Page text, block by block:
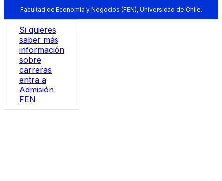
Facultad de Economía y Negocios (FEN), Universidad de Chile.
Si quieres
saber más
información
sobre
carreras
entra a
Admisión
FEN